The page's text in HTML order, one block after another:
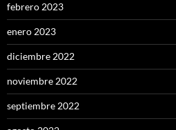
febrero 2023
enero 2023
diciembre 2022
noviembre 2022
septiembre 2022